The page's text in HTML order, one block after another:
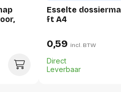
330 millimeterEsselte
ft A4
0,59 incl. BTW
Direct
Leverbaar